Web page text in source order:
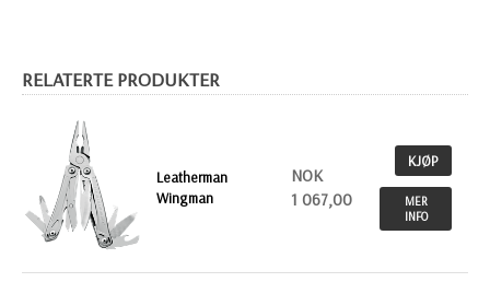
RELATERTE PRODUKTER
Leatherman
Wingman
NOK
1 067,00
KJØP
MER
INFO